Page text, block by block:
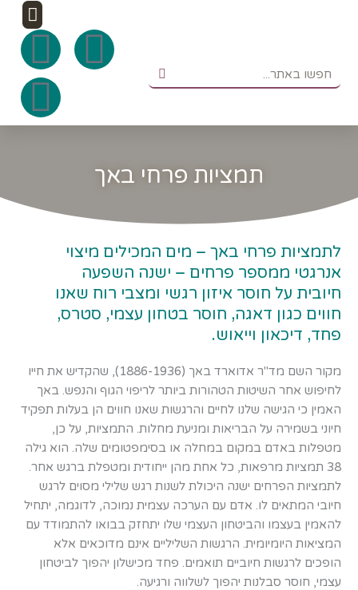
W
a
t
s
a
p
p
F
a
c
b
I
n
s
a
m
תמציות פרחי באך
לתמציות פרחי באך – מים המכילים מיצוי
אנרגטי ממספר פרחים – ישנה השפעה
חיובית על חוסר איזון רגשי ומצבי רוח שאנו
חווים כגון דאגה, חוסר בטחון עצמי, סטרס,
פחד, דיכאון וייאוש.
מקור השם מד"ר אדוארד באך (1886-1936), שהקדיש את חייו
לחיפוש אחר השיטות הטהורות ביותר לריפוי הגוף והנפש. באך
האמין כי הגישה שלנו לחיים והרגשות שאנו חווים הן בעלות תפקיד
חיוני בשמירה על הבריאות ומניעת מחלות. התמציות, על כן,
מטפלות באדם במקום במחלה או בסימפטומים שלה. הוא גילה
38 תמציות מרפאות, כל אחת מהן ייחודית ומטפלת ברגש אחר.
לתמציות הפרחים ישנה היכולת לשנות רגש שלילי מסוים לרגש
חיובי המתאים לו. אדם עם הערכה עצמית נמוכה, לדוגמה, יתחיל
להאמין בעצמו והביטחון העצמי שלו יתחזק בבואו להתמודד עם
המציאות היומיומית. הרגשות השליליים אינם מדוכאים אלא
הופכים לרגשות חיוביים תואמים. פחד מכישלון יהפוך לביטחון
עצמי, חוסר סבלנות יהפוך לשלווה ורגיעה.